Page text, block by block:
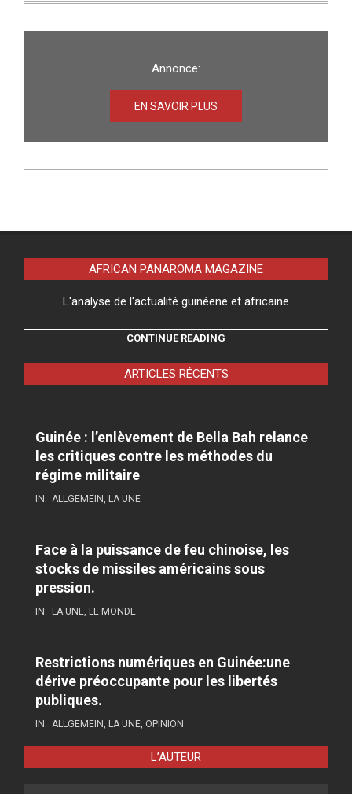
Annonce:
EN SAVOIR PLUS
AFRICAN PANAROMA MAGAZINE
L'analyse de l'actualité guinéene et africaine
CONTINUE READING
ARTICLES RÉCENTS
Guinée : l’enlèvement de Bella Bah relance
les critiques contre les méthodes du
régime militaire
IN: ALLGEMEIN, LA UNE
Face à la puissance de feu chinoise, les
stocks de missiles américains sous
pression.
IN: LA UNE, LE MONDE
Restrictions numériques en Guinée:une
dérive préoccupante pour les libertés
publiques.
IN: ALLGEMEIN, LA UNE, OPINION
L’AUTEUR